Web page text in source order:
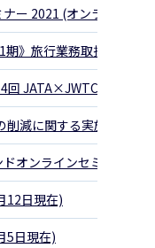
ナー 2021 (オンラインセ
》旅行業務取扱管理者
回 JATA×JWTCセミナー
削減に関する実施状況の
オンラインセミナー開
12日現在)
5日現在)